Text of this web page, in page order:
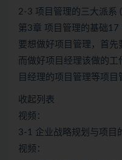
2-3 项目管理的三大派系
第3章 项目管理的基础17
要想做好项目管理，首
而做好项目经理该做的
目经理的项目管理等项目
收起列表
视频：
3-1 企业战略规划与项目
视频：